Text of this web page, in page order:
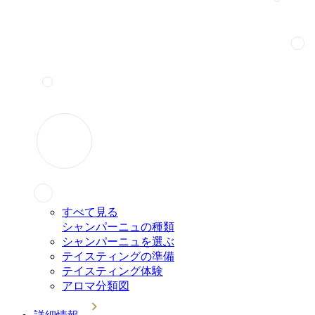
すべて見る
シャンパーニュの種類
シャンパーニュを選ぶ
テイスティングの準備
テイスティング体験
アロマ分類図